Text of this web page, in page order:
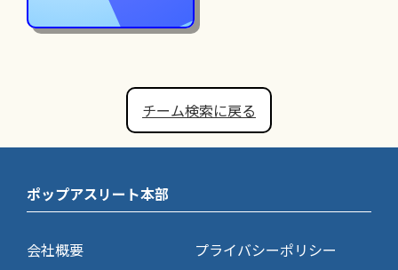
チーム検索に戻る
ポップアスリート本部
会社概要
プライバシーポリシー